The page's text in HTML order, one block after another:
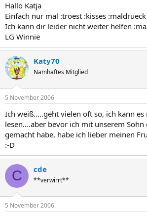
Hallo Katja
Einfach nur mal :troest :kisses :maldrueck
Ich kann dir leider nicht weiter helfen
LG Winnie
Katy70
Namhaftes Mitglied
5 November 2006
Ich weiß.....geht vielen oft so, ich kann es
lesen....aber bevor ich mit unserem Sohn
gemacht habe, habe ich lieber meinen
:-D
C cde
**verwirrt**
5 November 2006